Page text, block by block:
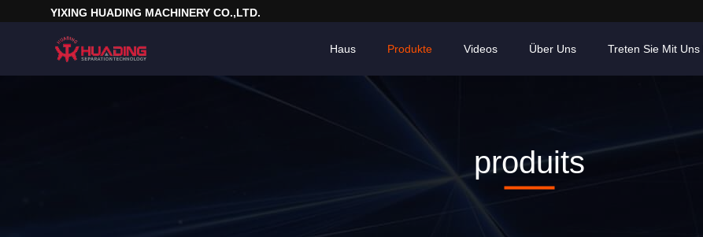
YIXING HUADING MACHINERY CO.,LTD.
Haus Produkte Videos Über Uns Treten Sie Mit Uns
produits